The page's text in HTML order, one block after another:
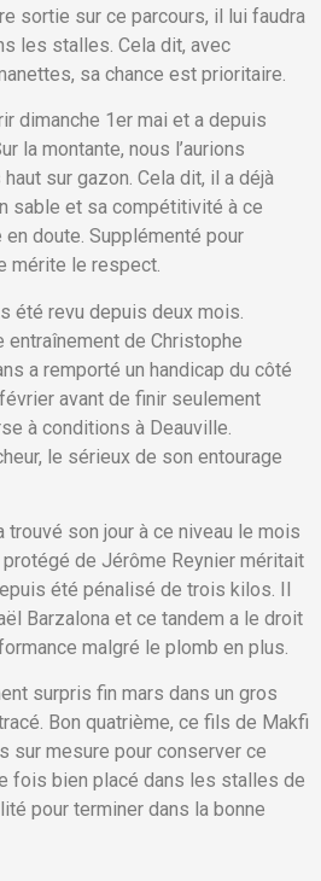
sortie sur ce parcours, il lui faudra
les stalles. Cela dit, avec
sa chance est prioritaire.
dimanche 1er mai et a depuis
la montante, nous l’aurions
sur gazon. Cela dit, il a déjà
sable et sa compétitivité à ce
en doute. Supplémenté pour
mérite le respect.
été revu depuis deux mois.
entraînement de Christophe
a remporté un handicap du côté
avant de finir seulement
à conditions à Deauville.
le sérieux de son entourage
trouvé son jour à ce niveau le mois
de Jérôme Reynier méritait
été pénalisé de trois kilos. Il
Barzalona et ce tandem a le droit
malgré le plomb en plus.
surpris fin mars dans un gros
Bon quatrième, ce fils de Makfi
sur mesure pour conserver ce
fois bien placé dans les stalles de
pour terminer dans la bonne